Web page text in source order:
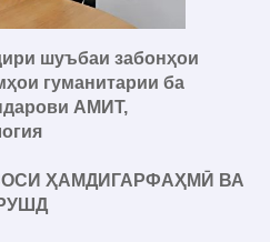
шуъбаи забонҳои
гуманитарии ба
АМИТ,
ҲАМДИГАРФАҲМӢ ВА